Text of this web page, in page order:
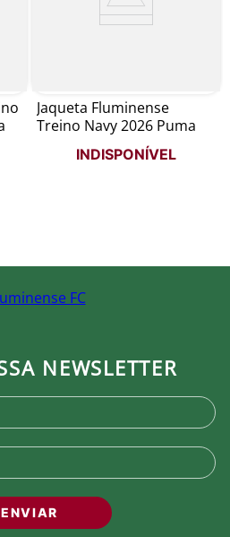
Jaqueta Fluminense
Treino Navy 2026 Puma
INDISPONÍVEL
NEWSLETTER
ENVIAR